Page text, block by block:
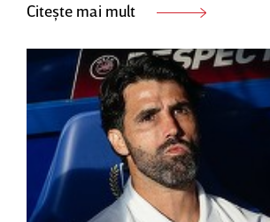
Citește mai mult